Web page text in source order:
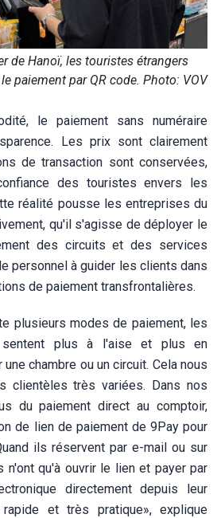
de Hanoï, les touristes étrangers
paiement par QR code. Photo: VOV
le paiement sans numéraire
Les prix sont clairement
de transaction sont conservées,
des touristes envers les
réalité pousse les entreprises du
qu'il s'agisse de déployer le
des circuits et des services
personnel à guider les clients dans
de paiement transfrontalières.
plusieurs modes de paiement, les
plus à l'aise et plus en
chambre ou un circuit. Cela nous
clientèles très variées. Dans nos
du paiement direct au comptoir,
de lien de paiement de 9Pay pour
ils réservent par e-mail ou sur
n'ont qu'à ouvrir le lien et payer par
directement depuis leur
et très pratique», explique